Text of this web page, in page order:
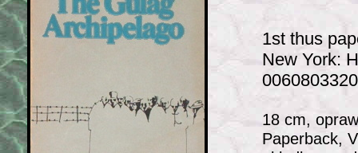
1st thus
New York:
18 cm,
Paperback,